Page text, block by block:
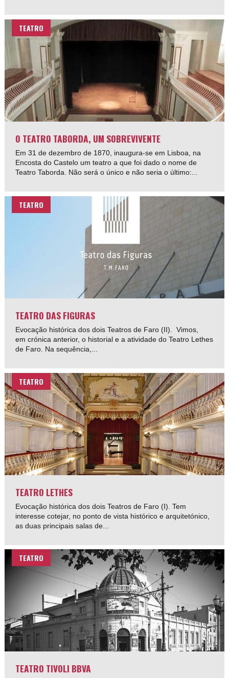
TEATRO
O TEATRO TABORDA, UM SOBREVIVENTE
Em 31 de dezembro de 1870, inaugura-se em Lisboa, na
Encosta do Castelo um teatro a que foi dado o nome de
Teatro Taborda. Não será o único e não seria o último:...
TEATRO
TEATRO DAS FIGURAS
Evocação histórica dos dois Teatros de Faro (II). Vimos,
em crónica anterior, o historial e a atividade do Teatro Lethes
de Faro. Na sequência,...
TEATRO
TEATRO LETHES
Evocação histórica dos dois Teatros de Faro (I). Tem
interesse cotejar, no ponto de vista histórico e arquitetónico,
as duas principais salas de...
TEATRO
TEATRO TIVOLI BBVA